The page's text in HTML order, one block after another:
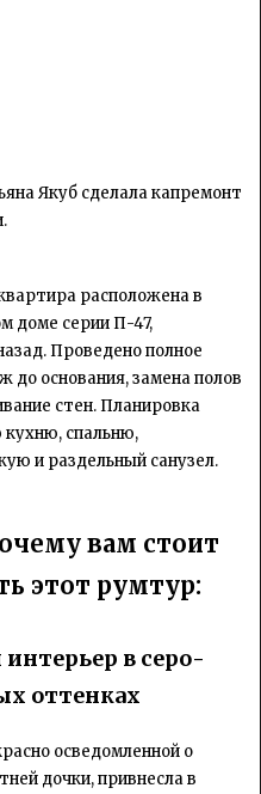
Якуб сделала капремонт
расположена в
доме серии П-47,
Проведено полное
до основания, замена полов
стен. Планировка
спальню,
и раздельный санузел.
вам стоит
этот румтур:
в серо-
оттенках
осведомленной о
дочки, привнесла в